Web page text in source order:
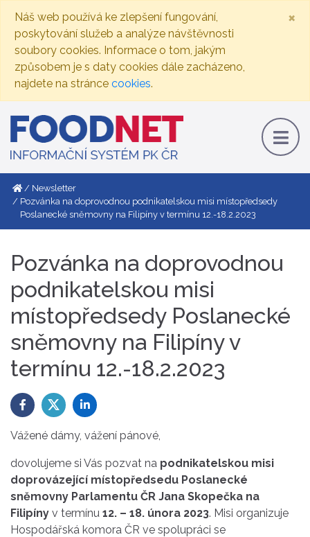
Náš web používá ke zlepšení fungování,
poskytování služeb a analýze návštěvnosti
soubory cookies. Informace o tom, jakým
způsobem je s daty cookies dále zacházeno,
najdete na stránce cookies.
×
Newsletter
Pozvánka na doprovodnou podnikatelskou misi místopředsedy
Poslanecké sněmovny na Filipíny v termínu 12.-18.2.2023
Pozvánka na doprovodnou
podnikatelskou misi
místopředsedy Poslanecké
sněmovny na Filipíny v
termínu 12.-18.2.2023
Vážené dámy, vážení pánové,
dovolujeme si Vás pozvat na podnikatelskou misi
doprovázející místopředsedu Poslanecké
sněmovny Parlamentu ČR Jana Skopečka na
Filipíny v termínu 12. – 18. února 2023. Misi organizuje
Hospodářská komora ČR ve spolupráci se